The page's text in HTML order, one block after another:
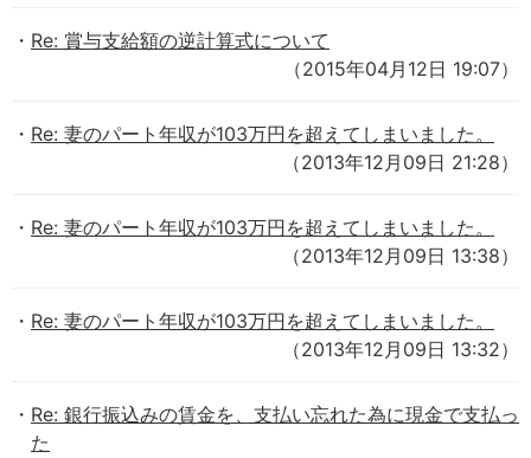
Re: 賞与支給額の逆計算式について
（2015年04月12日 19:07）
Re: 妻のパート年収が103万円を超えてしまいました。
（2013年12月09日 21:28）
Re: 妻のパート年収が103万円を超えてしまいました。
（2013年12月09日 13:38）
Re: 妻のパート年収が103万円を超えてしまいました。
（2013年12月09日 13:32）
Re: 銀行振込みの賃金を、支払い忘れた為に現金で支払っ
た